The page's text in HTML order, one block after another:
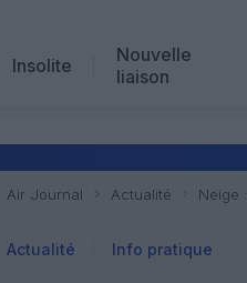
Insolite
Nouvelle
liaison
Air Journal Actualité Neige
Actualité Info pratique